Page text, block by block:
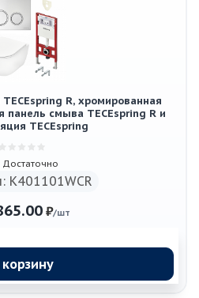
R, хромированная
панель смыва TECEspring R и
TECEspring
Достаточно
K401101WCR
₽/шт
корзину